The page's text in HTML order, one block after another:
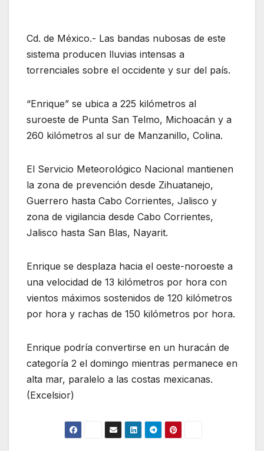
Cd. de México.- Las bandas nubosas de este
sistema producen lluvias intensas a
torrenciales sobre el occidente y sur del país.
“Enrique” se ubica a 225 kilómetros al
suroeste de Punta San Telmo, Michoacán y a
260 kilómetros al sur de Manzanillo, Colina.
El Servicio Meteorológico Nacional mantienen
la zona de prevención desde Zihuatanejo,
Guerrero hasta Cabo Corrientes, Jalisco y
zona de vigilancia desde Cabo Corrientes,
Jalisco hasta San Blas, Nayarit.
Enrique se desplaza hacia el oeste-noroeste a
una velocidad de 13 kilómetros por hora con
vientos máximos sostenidos de 120 kilómetros
por hora y rachas de 150 kilómetros por hora.
Enrique podría convertirse en un huracán de
categoría 2 el domingo mientras permanece en
alta mar, paralelo a las costas mexicanas.
(Excelsior)